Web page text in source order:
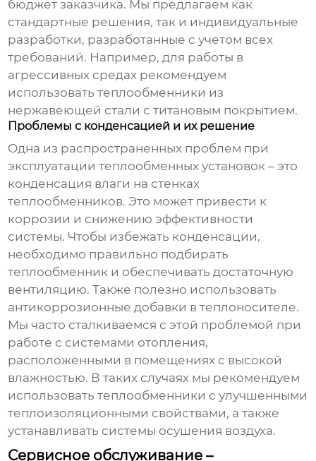
бюджет заказчика. Мы предлагаем как
стандартные решения, так и индивидуальные
разработки, разработанные с учетом всех
требований. Например, для работы в
агрессивных средах рекомендуем
использоватьтеплообменники из
нержавеющей стали с титановым покрытием.
Проблемы с конденсацией и их решение
Одна из распространенных проблем при
эксплуатациитеплообменных установок – это
конденсация влаги на стенках
теплообменников. Это может привести к
коррозии и снижению эффективности
системы. Чтобы избежать конденсации,
необходимо правильно подбирать
теплообменник и обеспечивать достаточную
вентиляцию. Также полезно использовать
антикоррозионные добавки в теплоносителе.
Мы часто сталкиваемся с этой проблемой при
работе с системами отопления,
расположенными в помещениях с высокой
влажностью. В таких случаях мы рекомендуем
использоватьтеплообменники с улучшенными
теплоизоляционными свойствами, а также
устанавливать системы осушения воздуха.
Сервисное обслуживание –